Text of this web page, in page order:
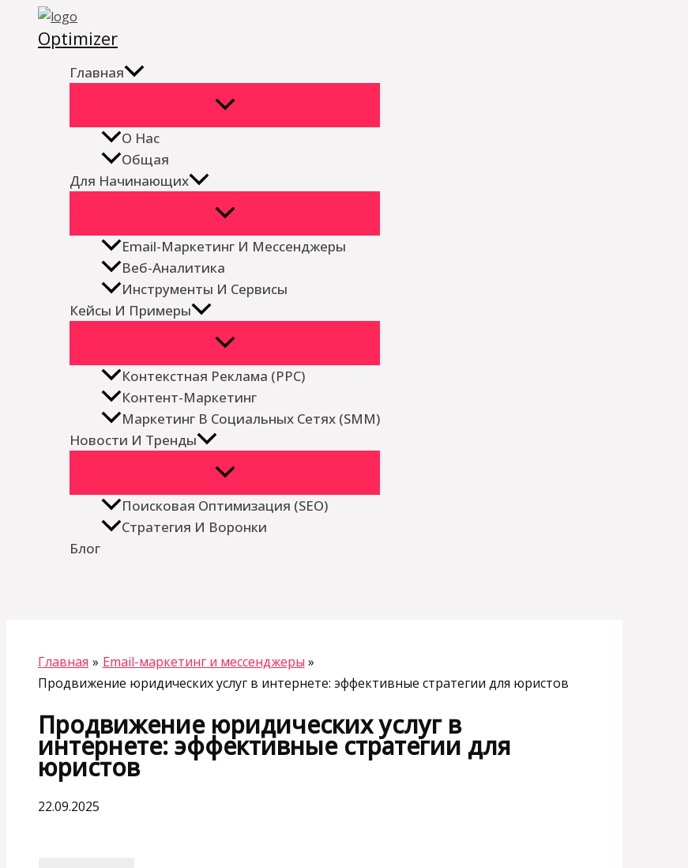
Перейти
Optimizer
Главная
О Нас
Общая
Для Начинающих
Email-Маркетинг И Мессенджеры
Веб-Аналитика
Инструменты И Сервисы
Кейсы И Примеры
Контекстная Реклама (PPC)
Контент-Маркетинг
Маркетинг В Социальных Сетях (SMM)
Новости И Тренды
Поисковая Оптимизация (SEO)
Стратегия И Воронки
Блог
Главная
Email-маркетинг и мессенджеры
Продвижение юридических услуг в интернете: эффективные стратегии для юристов
Продвижение юридических услуг в
интернете: эффективные стратегии для
юристов
22.09.2025